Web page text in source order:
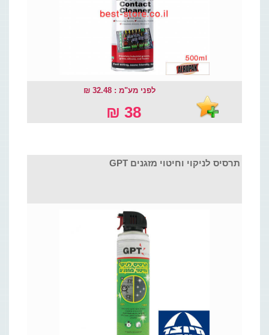
לפני מע"מ : 32.48 ₪
38 ₪
תרסיס לניקוי וחיטוי מזגנים GPT